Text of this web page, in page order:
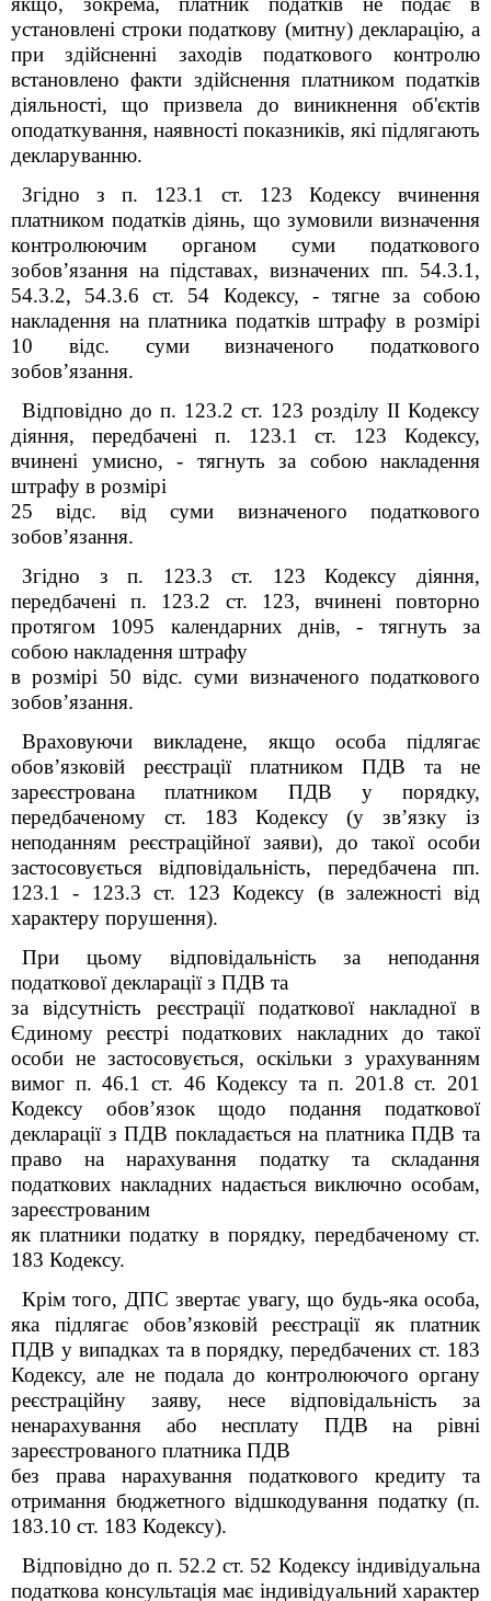
установлені строки податкову (митну) декларацію, а
при здійсненні заходів податкового контролю
встановлено факти здійснення платником податків
діяльності, що призвела до виникнення об'єктів
оподаткування, наявності показників, які підлягають
декларуванню.
Згідно з п. 123.1 ст. 123 Кодексу вчинення
платником податків діянь, що зумовили визначення
контролюючим органом суми податкового
зобов’язання на підставах, визначених пп. 54.3.1,
54.3.2, 54.3.6 ст. 54 Кодексу, - тягне за собою
накладення на платника податків штрафу в розмірі
10 відс. суми визначеного податкового
зобов’язання.
Відповідно до п. 123.2 ст. 123 розділу II Кодексу
діяння, передбачені п. 123.1 ст. 123 Кодексу,
вчинені умисно, - тягнуть за собою накладення
штрафу в розмірі
25 відс. від суми визначеного податкового
зобов’язання.
Згідно з п. 123.3 ст. 123 Кодексу діяння,
передбачені п. 123.2 ст. 123, вчинені повторно
протягом 1095 календарних днів, - тягнуть за
собою накладення штрафу
в розмірі 50 відс. суми визначеного податкового
зобов’язання.
Враховуючи викладене, якщо особа підлягає
обов’язковій реєстрації платником ПДВ та не
зареєстрована платником ПДВ у порядку,
передбаченому ст. 183 Кодексу (у зв’язку із
неподанням реєстраційної заяви), до такої особи
застосовується відповідальність, передбачена пп.
123.1 - 123.3 ст. 123 Кодексу (в залежності від
характеру порушення).
При цьому відповідальність за неподання
податкової декларації з ПДВ та
за відсутність реєстрації податкової накладної в
Єдиному реєстрі податкових накладних до такої
особи не застосовується, оскільки з урахуванням
вимог п. 46.1 ст. 46 Кодексу та п. 201.8 ст. 201
Кодексу обов’язок щодо подання податкової
декларації з ПДВ покладається на платника ПДВ та
право на нарахування податку та складання
податкових накладних надається виключно особам,
зареєстрованим
як платники податку в порядку, передбаченому ст.
183 Кодексу.
Крім того, ДПС звертає увагу, що будь-яка особа,
яка підлягає обов’язковій реєстрації як платник
ПДВ у випадках та в порядку, передбачених ст. 183
Кодексу, але не подала до контролюючого органу
реєстраційну заяву, несе відповідальність за
ненарахування або несплату ПДВ на рівні
зареєстрованого платника ПДВ
без права нарахування податкового кредиту та
отримання бюджетного відшкодування податку (п.
183.10 ст. 183 Кодексу).
Відповідно до п. 52.2 ст. 52 Кодексу індивідуальна
податкова консультація має індивідуальний характер